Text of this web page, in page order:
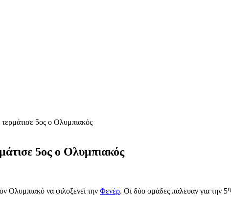
5ος ο Ολυμπιακός
5ος ο Ολυμπιακός
Ολυμπιακό να φιλοξενεί την Φενέρ. Οι δύο ομάδες πάλευαν για την 5η